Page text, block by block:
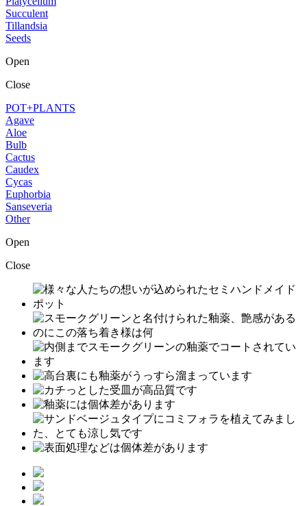
Succulent
Tillandsia
Seeds
Open
Close
POT+PLANTS
Agave
Aloe
Bulb
Cactus
Caudex
Cycas
Euphorbia
Sanseveria
Other
Open
Close